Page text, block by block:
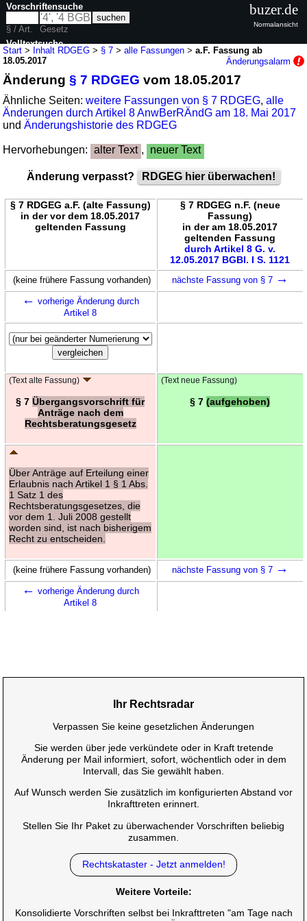
Start > Inhalt RDGEG > § 7 >alle Fassungen >a.F. Fassung ab
18.05.2017
Änderungsalarm
Änderung§ 7 RDGEG vom 18.05.2017
Ähnliche Seiten:weitere Fassungen von § 7 RDGEG,alle
Änderungen durch Artikel 8 AnwBerRÄndG am 18. Mai 2017
undÄnderungshistorie des RDGEG
Hervorhebungen: alter Text , neuer Text
Änderung verpasst? RDGEG hier überwachen!
§ 7 RDGEG a.F. (alte Fassung)
in der vor dem 18.05.2017
geltenden Fassung
§ 7 RDGEG n.F. (neue
Fassung)
in der am 18.05.2017
geltenden Fassung
durch Artikel 8 G. v.
12.05.2017 BGBl. I S. 1121
(keine frühere Fassung vorhanden) nächste Fassung von § 7 →
← vorherige Änderung durch
Artikel 8
(Text alte Fassung)
§ 7 Übergangsvorschrift für
Anträge nach dem
Rechtsberatungsgesetz
(Text neue Fassung)
§ 7 (aufgehoben)
Über Anträge auf Erteilung einer
Erlaubnis nach Artikel 1 § 1 Abs.
1 Satz 1 des
Rechtsberatungsgesetzes, die
vor dem 1. Juli 2008 gestellt
worden sind, ist nach bisherigem
Recht zu entscheiden.
(keine frühere Fassung vorhanden) nächste Fassung von § 7 →
← vorherige Änderung durch
Artikel 8
Vorschriftensuche
§ / Art.
Gesetz
Volltextsuche
buzer.de
Normalansicht
Ihr Rechtsradar
Verpassen Sie keine gesetzlichen Änderungen
Sie werden über jede verkündete oder in Kraft tretende
Änderung per Mail informiert, sofort, wöchentlich oder in dem
Intervall, das Sie gewählt haben.
Auf Wunsch werden Sie zusätzlich im konfigurierten Abstand vor
Inkrafttreten erinnert.
Stellen Sie Ihr Paket zu überwachender Vorschriften beliebig
zusammen.
Rechtskataster - Jetzt anmelden!
Weitere Vorteile:
Konsolidierte Vorschriften selbst bei Inkrafttreten "am Tage nach